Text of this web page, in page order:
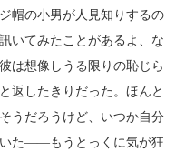
帽の小男が人見知りするの
いてみたことがあるよ、な
は想像しうる限りの恥じら
返したきりだった。ほんと
うだろうけど、いつか自分
た――もうとっくに気が狂